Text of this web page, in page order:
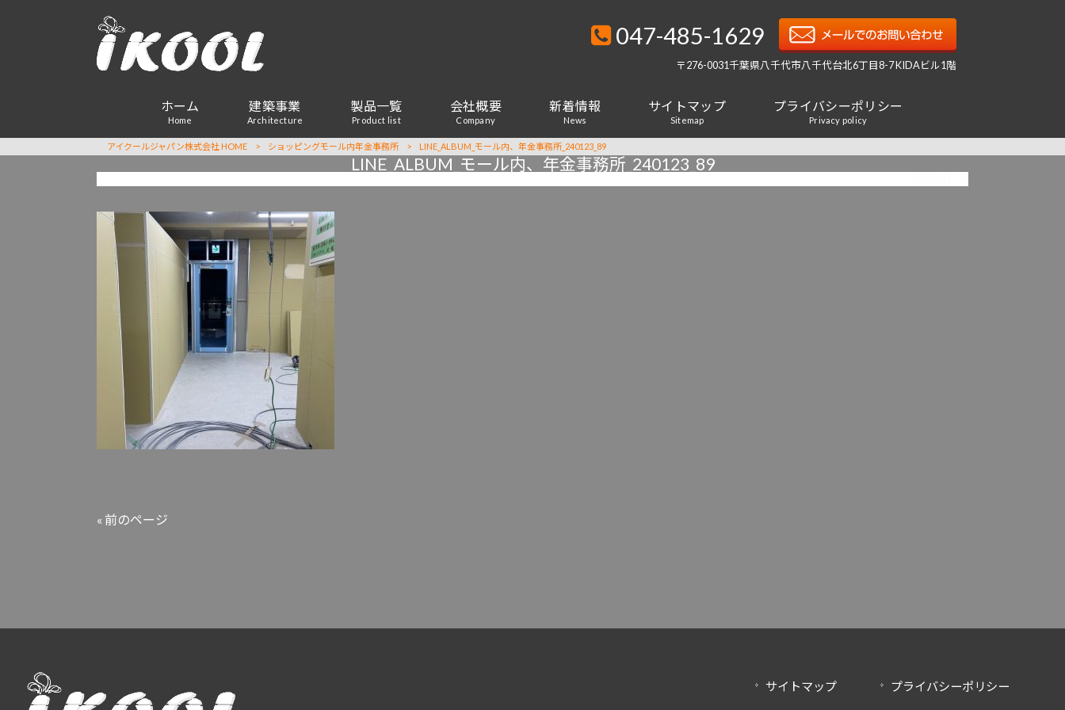
047-485-1629
〒276-0031千葉県八千代市八千代台北6丁目8-7 KIDAビル1階
ホーム
Home
建築事業
Architecture
製品一覧
Product list
会社概要
Company
新着情報
News
サイトマップ
Sitemap
プライバシーポリシー
Privacy policy
アイクールジャパン株式会社 HOME > ショッピングモール内年金事務所 > LINE_ALBUM_モール内、年金事務所_240123_89
LINE_ALBUM_モール内、年金事務所_240123_89
« 前のページ
サイトマップ プライバシーポリシー